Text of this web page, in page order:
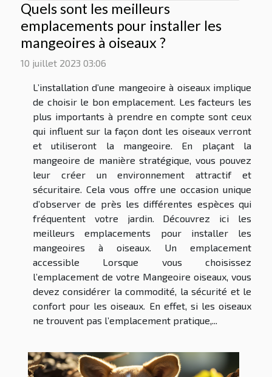
Quels sont les meilleurs
emplacements pour installer les
mangeoires à oiseaux ?
10 juillet 2023 03:06
L’installation d’une mangeoire à oiseaux implique
de choisir le bon emplacement. Les facteurs les
plus importants à prendre en compte sont ceux
qui influent sur la façon dont les oiseaux verront
et utiliseront la mangeoire. En plaçant la
mangeoire de manière stratégique, vous pouvez
leur créer un environnement attractif et
sécuritaire. Cela vous offre une occasion unique
d’observer de près les différentes espèces qui
fréquentent votre jardin. Découvrez ici les
meilleurs emplacements pour installer les
mangeoires à oiseaux. Un emplacement
accessible Lorsque vous choisissez
l’emplacement de votre Mangeoire oiseaux, vous
devez considérer la commodité, la sécurité et le
confort pour les oiseaux. En effet, si les oiseaux
ne trouvent pas l’emplacement pratique,...